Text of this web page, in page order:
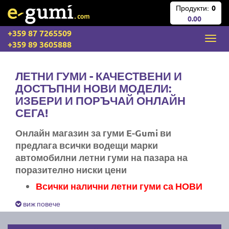
Продукти: 0
0.00
+359 87 7265509
+359 89 3605888
ЛЕТНИ ГУМИ - КАЧЕСТВЕНИ И
ДОСТЪПНИ НОВИ МОДЕЛИ:
ИЗБЕРИ И ПОРЪЧАЙ ОНЛАЙН
СЕГА!
Онлайн магазин за гуми E-Gumi ви
предлага всички водещи марки
автомобилни летни гуми на пазара на
поразително ниски цени
Всички налични летни гуми са НОВИ
Експресна доставка за цяла България
Ние не изпращаме стари гуми
виж повече